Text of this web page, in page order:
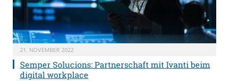
21. NOVEMBER 2022
Semper Solucions: Partnerschaft mit Ivanti beim
digital workplace